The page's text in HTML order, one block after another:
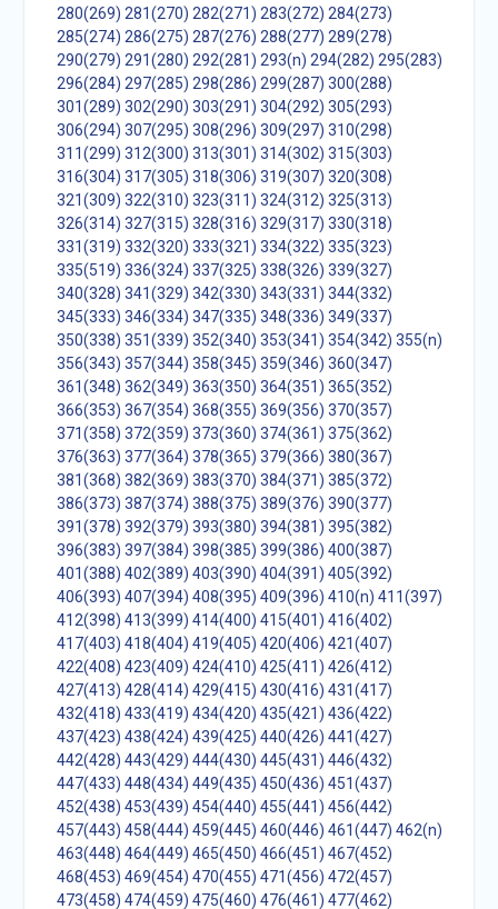
280(269) 281(270) 282(271) 283(272) 284(273)
285(274) 286(275) 287(276) 288(277) 289(278)
290(279) 291(280) 292(281) 293(n) 294(282) 295(283)
296(284) 297(285) 298(286) 299(287) 300(288)
301(289) 302(290) 303(291) 304(292) 305(293)
306(294) 307(295) 308(296) 309(297) 310(298)
311(299) 312(300) 313(301) 314(302) 315(303)
316(304) 317(305) 318(306) 319(307) 320(308)
321(309) 322(310) 323(311) 324(312) 325(313)
326(314) 327(315) 328(316) 329(317) 330(318)
331(319) 332(320) 333(321) 334(322) 335(323)
335(519) 336(324) 337(325) 338(326) 339(327)
340(328) 341(329) 342(330) 343(331) 344(332)
345(333) 346(334) 347(335) 348(336) 349(337)
350(338) 351(339) 352(340) 353(341) 354(342) 355(n)
356(343) 357(344) 358(345) 359(346) 360(347)
361(348) 362(349) 363(350) 364(351) 365(352)
366(353) 367(354) 368(355) 369(356) 370(357)
371(358) 372(359) 373(360) 374(361) 375(362)
376(363) 377(364) 378(365) 379(366) 380(367)
381(368) 382(369) 383(370) 384(371) 385(372)
386(373) 387(374) 388(375) 389(376) 390(377)
391(378) 392(379) 393(380) 394(381) 395(382)
396(383) 397(384) 398(385) 399(386) 400(387)
401(388) 402(389) 403(390) 404(391) 405(392)
406(393) 407(394) 408(395) 409(396) 410(n) 411(397)
412(398) 413(399) 414(400) 415(401) 416(402)
417(403) 418(404) 419(405) 420(406) 421(407)
422(408) 423(409) 424(410) 425(411) 426(412)
427(413) 428(414) 429(415) 430(416) 431(417)
432(418) 433(419) 434(420) 435(421) 436(422)
437(423) 438(424) 439(425) 440(426) 441(427)
442(428) 443(429) 444(430) 445(431) 446(432)
447(433) 448(434) 449(435) 450(436) 451(437)
452(438) 453(439) 454(440) 455(441) 456(442)
457(443) 458(444) 459(445) 460(446) 461(447) 462(n)
463(448) 464(449) 465(450) 466(451) 467(452)
468(453) 469(454) 470(455) 471(456) 472(457)
473(458) 474(459) 475(460) 476(461) 477(462)